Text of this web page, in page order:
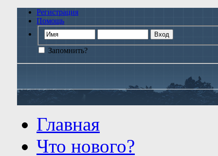
Регистрация
Помощь
Запомнить?
Главная
Что нового?